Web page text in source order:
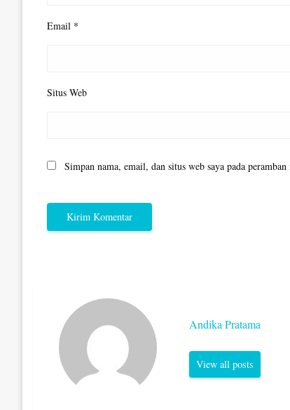
Email *
Situs Web
Simpan nama, email, dan situs web saya pada
Andika Pratama
View all posts